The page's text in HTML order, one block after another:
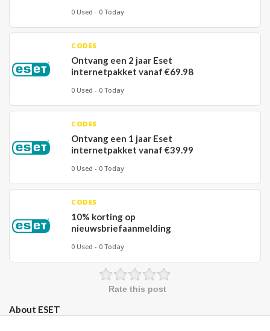
0 Used - 0 Today
CODES
Ontvang een 2 jaar Eset
internetpakket vanaf €69.98
0 Used - 0 Today
CODES
Ontvang een 1 jaar Eset
internetpakket vanaf €39.99
0 Used - 0 Today
CODES
10% korting op
nieuwsbriefaanmelding
0 Used - 0 Today
Rate this post
About ESET